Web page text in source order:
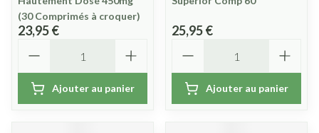
(30 Comprimés à croquer)
23,95 €
Ajouter au panier
25,95 €
Ajouter au panier